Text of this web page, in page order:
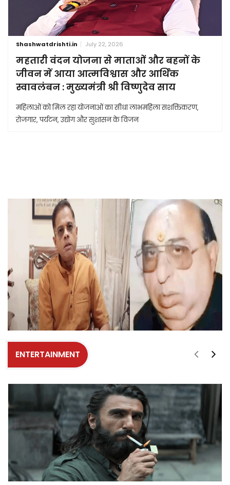
Shashwatdrishti.in July 22, 2026
महतारी वंदन योजना से माताओं और बहनों के
जीवन में आया आत्मविश्वास और आर्थिक
स्वावलंबन : मुख्यमंत्री श्री विष्णुदेव साय
महिलाओं को मिल रहा योजनाओं का सीधा लाभमहिला सशक्तिकरण,
रोजगार, पर्यटन, उद्योग और सुशासन के विजन
ENTERTAINMENT